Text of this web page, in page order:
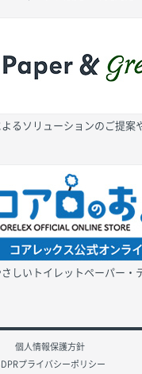
るソリューションのご提案
しいトイレットペーパー・
個人情報保護方針
プライバシーポリシー